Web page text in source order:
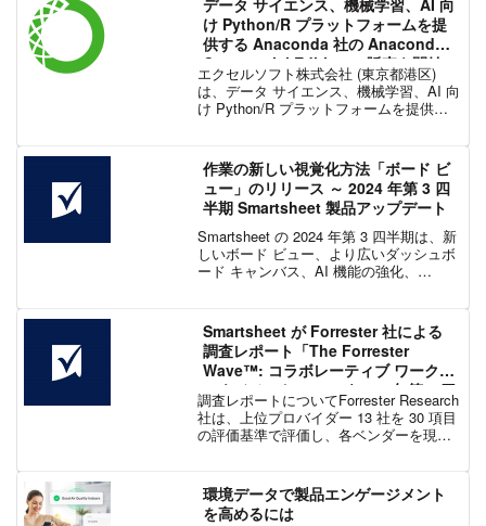
ンジニアリングへ...
データ サイエンス、機械学習、AI 向
け Python/R プラットフォームを提
供する Anaconda 社の Anaconda
Commercial Edition の販売を開始
エクセルソフト株式会社 (東京都港区)
は、データ サイエンス、機械学習、AI 向
け Python/R プラットフォームを提供す
の...
作業の新しい視覚化方法「ボード ビ
ュー」のリリース ～ 2024 年第 3 四
半期 Smartsheet 製品アップデート
Smartsheet の 2024 年第 3 四半期は、新
しいボード ビュー、より広いダッシュボ
ード キャンバス、AI 機能の強化、
され...
Smartsheet が Forrester 社による
調査レポート「The Forrester
Wave™: コラボレーティブ ワーク
マネジメント ツール (2022 年第 4 四
半期)」でリーダーに選出
調査レポートについてForrester Research
社は、上位プロバイダー 13 社を 30 項目
の評価基準で評価し、各ベンダーを現行
「Smartsheet は、賢明...
環境データで製品エンゲージメント
を高めるには